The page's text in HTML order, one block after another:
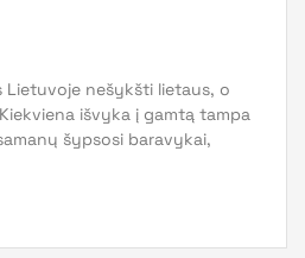
Lietuvoje nešykšti lietaus, o
išvyka į gamtą tampa
šypsosi baravykai,